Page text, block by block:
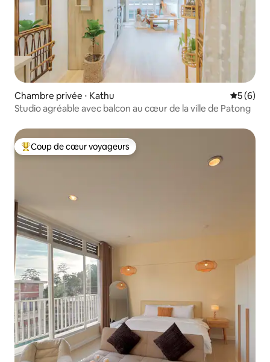
Chambre privée ⋅ Kathu
5 (6)
Studio agréable avec balcon au cœur de la ville de Patong
Coups de cœur voyageurs les plus appréciés
Coup de cœur voyageurs